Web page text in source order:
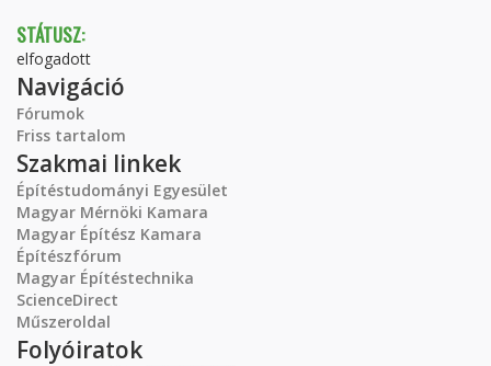
STÁTUSZ:
elfogadott
Navigáció
Fórumok
Friss tartalom
Szakmai linkek
Építéstudományi Egyesület
Magyar Mérnöki Kamara
Magyar Építész Kamara
Építészfórum
Magyar Építéstechnika
ScienceDirect
Műszeroldal
Folyóiratok